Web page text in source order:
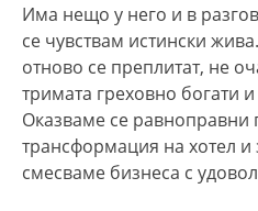
Има нещо у него и в
се чувствам истински
отново се преплитат, не
тримата греховно богати
Оказваме се равноправни
трансформация на хотел и
смесваме бизнеса с